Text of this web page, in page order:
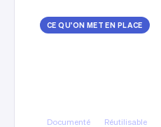
CE QU'ON MET EN PLACE
Documenté Réutilisable